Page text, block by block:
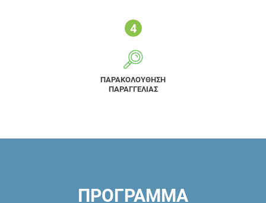
ΠΑΡΑΚΟΛΟΥΘΗΣΗ
ΠΑΡΑΓΓΕΛΙΑΣ
ΠΡΟΓΡΑΜΜΑ